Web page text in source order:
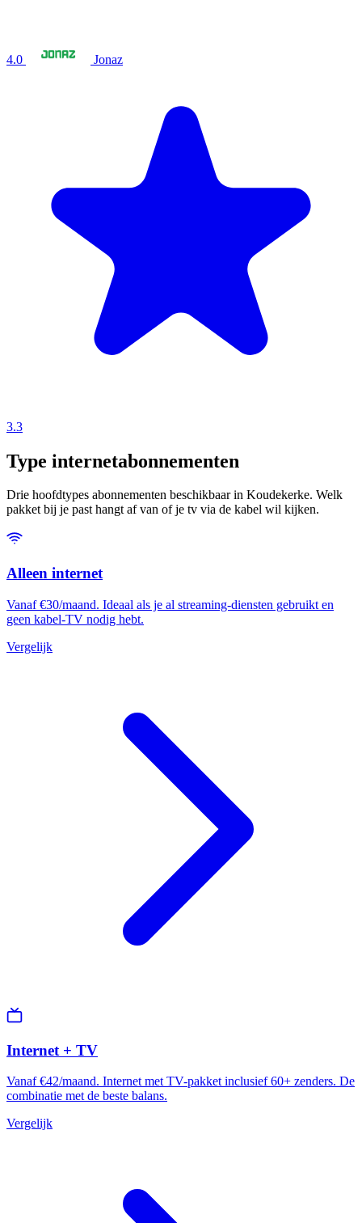
4.0 Jonaz
3.3
Type internetabonnementen
Drie hoofdtypes abonnementen beschikbaar in Koudekerke. Welk
pakket bij je past hangt af van of je tv via de kabel wil kijken.
Alleen internet
Vanaf €30/maand. Ideaal als je al streaming-diensten gebruikt en
geen kabel-TV nodig hebt.
Vergelijk
Internet + TV
Vanaf €42/maand. Internet met TV-pakket inclusief 60+ zenders. De
combinatie met de beste balans.
Vergelijk